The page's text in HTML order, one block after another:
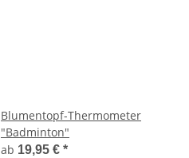
Blumentopf-Thermometer
"Badminton"
ab 19,95 € *